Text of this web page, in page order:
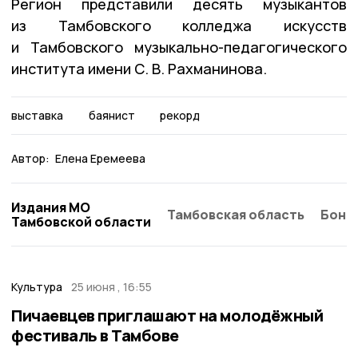
Регион представили десять музыкантов
из Тамбовского колледжа искусств
и Тамбовского музыкально-педагогического
института имени С. В. Рахманинова.
выставка баянист рекорд
Автор: Елена Еремеева
Издания МО
Тамбовской области
Тамбовская область
Культура 25 июня , 16:55
Пичаевцев приглашают на молодёжный
фестиваль в Тамбове